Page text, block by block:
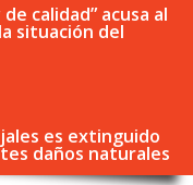
calidad” acusa al
situación del
es extinguido
daños naturales